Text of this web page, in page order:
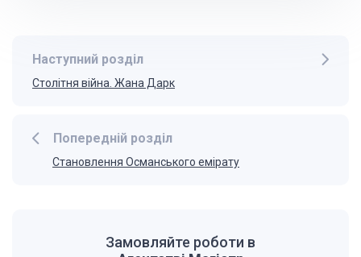
Попередній розділ
Становлення Османського емірату
Наступний розділ
Столітня війна. Жана Дарк
Замовляйте роботи в